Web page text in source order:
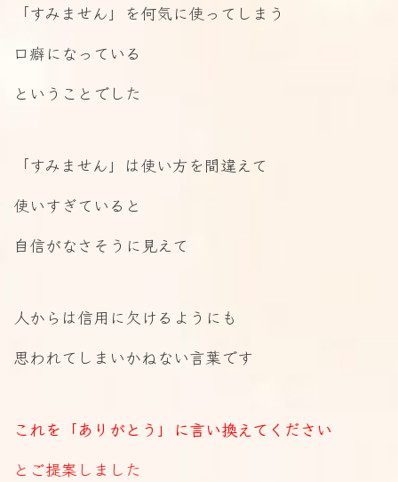
「すみません」を何気に使ってしまう
口癖になっている
ということでした
「すみません」は使い方を間違えて
使いすぎていると
自信がなさそうに見えて
人からは信用に欠けるようにも
思われてしまいかねない言葉です
これを「ありがとう」に言い換えてください
とご提案しました